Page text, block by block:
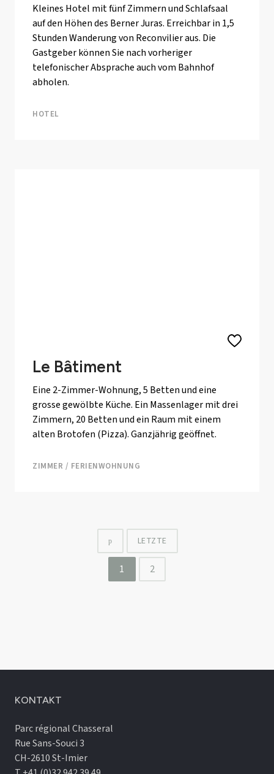
Kleines Hotel mit fünf Zimmern und Schlafsaal
auf den Höhen des Berner Juras. Erreichbar in 1,5
Stunden Wanderung von Reconvilier aus. Die
Gastgeber können Sie nach vorheriger
telefonischer Absprache auch vom Bahnhof
abholen.
HOTEL
Le Bâtiment
Eine 2-Zimmer-Wohnung, 5 Betten und eine
grosse gewölbte Küche. Ein Massenlager mit drei
Zimmern, 20 Betten und ein Raum mit einem
alten Brotofen (Pizza). Ganzjährig geöffnet.
ZIMMER / FERIENWOHNUNG
p LETZTE
1 2
KONTAKT
Parc régional Chasseral
Rue Sans-Souci 3
CH-2610 St-Imier